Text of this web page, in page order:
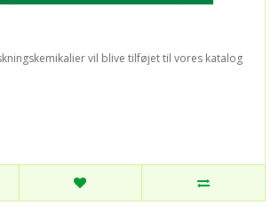
vil blive tilføjet til vores katalog